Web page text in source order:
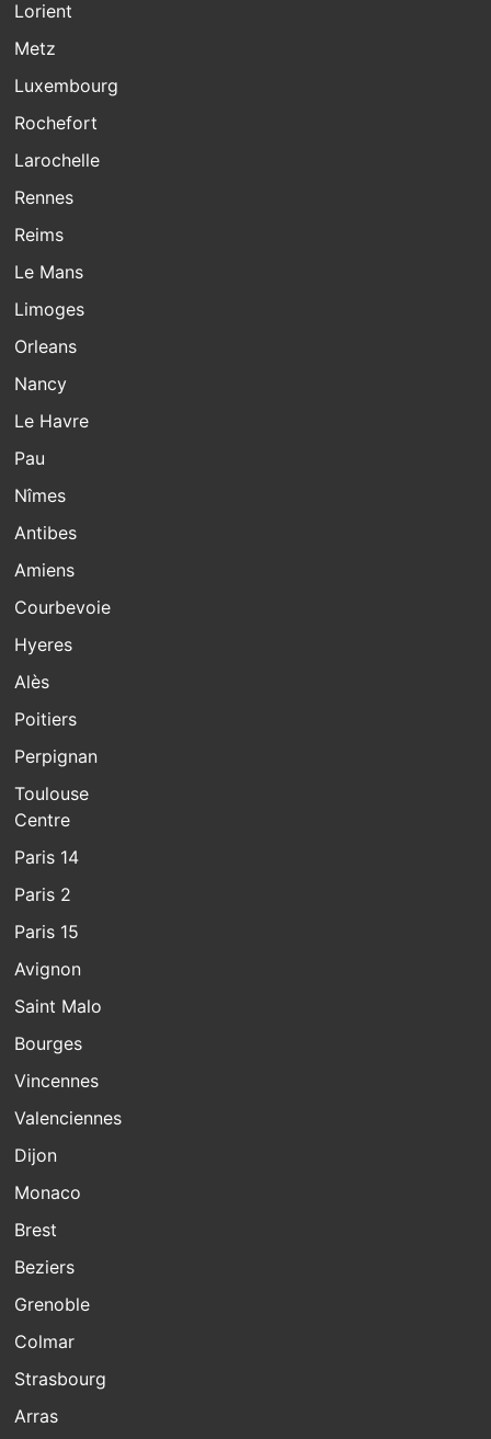
Lorient
Metz
Luxembourg
Rochefort
Larochelle
Rennes
Reims
Le Mans
Limoges
Orleans
Nancy
Le Havre
Pau
Nîmes
Antibes
Amiens
Courbevoie
Hyeres
Alès
Poitiers
Perpignan
Toulouse
Centre
Paris 14
Paris 2
Paris 15
Avignon
Saint Malo
Bourges
Vincennes
Valenciennes
Dijon
Monaco
Brest
Beziers
Grenoble
Colmar
Strasbourg
Arras